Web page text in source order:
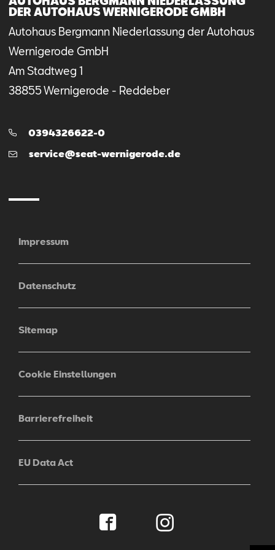
DER AUTOHAUS WERNIGERODE GMBH
Autohaus Bergmann Niederlassung der Autohaus
Wernigerode GmbH
Am Stadtweg 1
38855Wernigerode - Reddeber
Telefon:
0394326622-0
E-
service@seat-wernigerode.de
Impressum
Datenschutz
Sitemap
Cookie Einstellungen
Barrierefreiheit
EU Data Act